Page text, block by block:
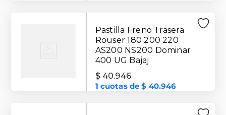
Pastilla Freno Trasera
Rouser 180 200 220
AS200 NS200 Dominar
400 UG Bajaj
$ 40.946
1 cuotas de$ 40.946